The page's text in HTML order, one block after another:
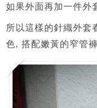
如果外面再加一件外
所以這樣的針織外套
色, 搭配嫩黃的窄管